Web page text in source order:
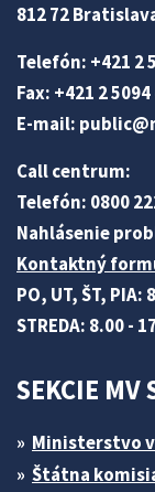
812 72
Telefón: +421 2
Fax: +421 2 5094
E-mail:
Call centrum:
Telefón: 0800
Nahlásenie
Kontaktný
PO, UT, ŠT, PIA:
STREDA: 8.00 -
SEKCIE MV
Ministerstvo
Štátna